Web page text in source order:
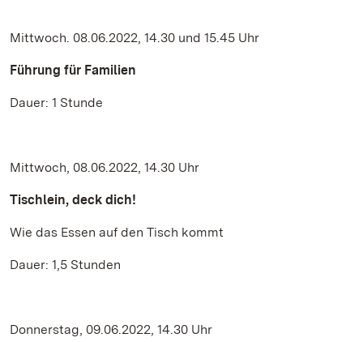
Mittwoch. 08.06.2022, 14.30 und 15.45 Uhr
Führung für Familien
Dauer: 1 Stunde
Mittwoch, 08.06.2022, 14.30 Uhr
Tischlein, deck dich!
Wie das Essen auf den Tisch kommt
Dauer: 1,5 Stunden
Donnerstag, 09.06.2022, 14.30 Uhr